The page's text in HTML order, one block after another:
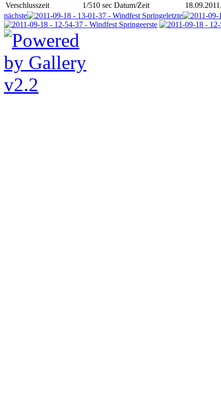
Verschlusszeit
1/510 sec Datum/Zeit
nächste
letzte
erste